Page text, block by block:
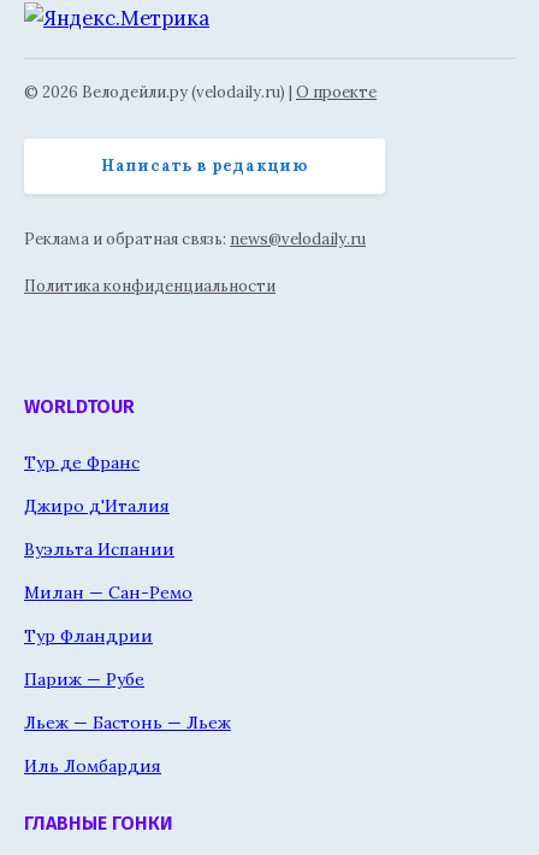
© 2026 Велодейли.ру (velodaily.ru) | О проекте
Написать в редакцию
Реклама и обратная связь: news@velodaily.ru
Политика конфиденциальности
WORLDTOUR
Тур де Франс
Джиро д'Италия
Вуэльта Испании
Милан — Сан-Ремо
Тур Фландрии
Париж — Рубе
Льеж — Бастонь — Льеж
Иль Ломбардия
ГЛАВНЫЕ ГОНКИ